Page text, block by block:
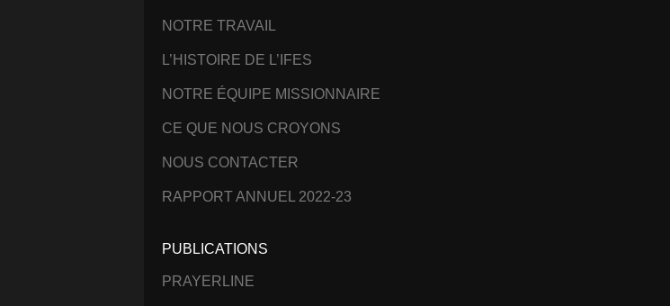
NOTRE TRAVAIL
L’HISTOIRE DE L’IFES
NOTRE ÉQUIPE MISSIONNAIRE
CE QUE NOUS CROYONS
NOUS CONTACTER
RAPPORT ANNUEL 2022-23
PUBLICATIONS
PRAYERLINE